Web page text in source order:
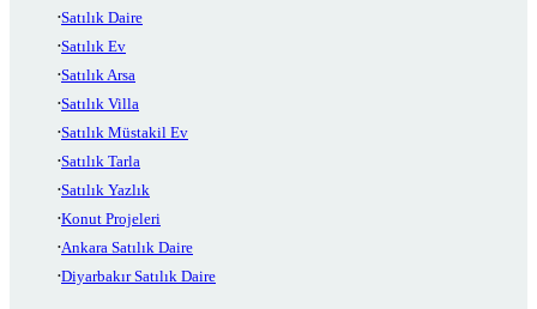
Satılık Daire
Satılık Ev
Satılık Arsa
Satılık Villa
Satılık Müstakil Ev
Satılık Tarla
Satılık Yazlık
Konut Projeleri
Ankara Satılık Daire
Diyarbakır Satılık Daire